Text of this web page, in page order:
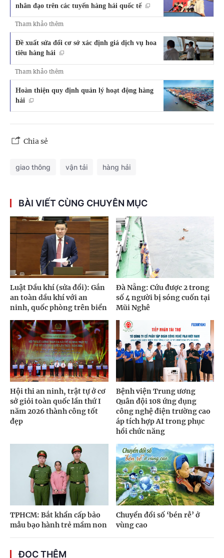
nhân đạo trên các tuyến hàng hải quốc tế
Tham khảo thêm
Đề xuất sửa đổi cơ sở xác định giá dịch vụ hoa
tiêu hàng hải
Tham khảo thêm
Hoàn thiện quy định quản lý hoạt động hàng
hải
Chia sẻ
giao thông vận tải hàng hải
BÀI VIẾT CÙNG CHUYÊN MỤC
Luật Dầu khí (sửa đổi): Gắn
an toàn dầu khí với an
ninh, quốc phòng trên biển
Đà Nẵng: Cứu được 2 trong
số 4 người bị sóng cuốn tại
Mũi Nghê
Hội thi an ninh, trật tự ở cơ
sở giỏi toàn quốc lần thứ I
năm 2026 thành công tốt
đẹp
Bệnh viện Trung ương
Quân đội 108 ứng dụng
công nghệ điện trường cao
áp tích hợp AI trong phục
hồi chức năng
TPHCM: Bắt khẩn cấp bảo
mẫu bạo hành trẻ mầm non
Chuyển đổi số ‘bén rễ’ ở
vùng cao
ĐỌC THÊM